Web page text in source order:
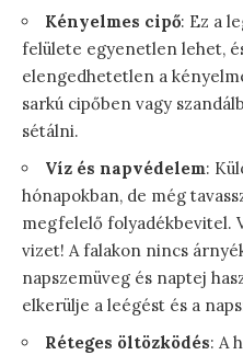
Kényelmes cipő: Ez a
felülete egyenetlen lehet,
elengedhetetlen a
sarkú cipőben vagy
sétálni.
Víz és napvédelem:
hónapokban, de még
megfelelő folyadékbevitel.
vizet! A falakon nincs
napszemüveg és naptej
elkerülje a leégést és a
Réteges öltözködés: A